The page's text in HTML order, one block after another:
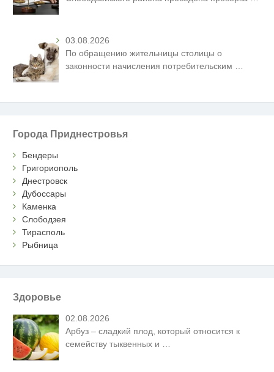
03.08.2026
По обращению жительницы столицы о
законности начисления потребительским
Города Приднестровья
Бендеры
Григориополь
Днестровск
Дубоссары
Каменка
Слободзея
Тирасполь
Рыбница
Здоровье
02.08.2026
Арбуз – сладкий плод, который относится к
семейству тыквенных и